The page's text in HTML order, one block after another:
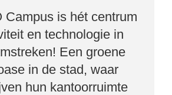
Campus is hét centrum
en technologie in
Een groene
in de stad, waar
hun kantoorruimte